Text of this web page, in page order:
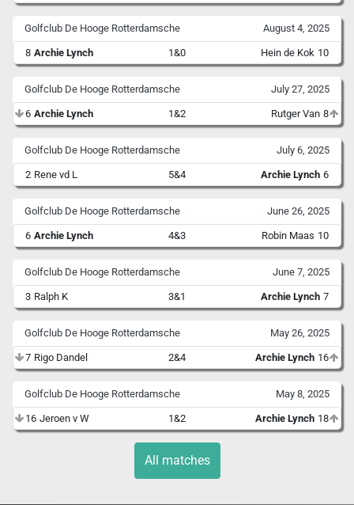
Golfclub De Hooge Rotterdamsche August 4, 2025
8 Archie Lynch 1&0 Hein de Kok 10
Golfclub De Hooge Rotterdamsche July 27, 2025
6 Archie Lynch 1&2 Rutger Van 8
Golfclub De Hooge Rotterdamsche July 6, 2025
2 Rene vd L 5&4 Archie Lynch 6
Golfclub De Hooge Rotterdamsche June 26, 2025
6 Archie Lynch 4&3 Robin Maas 10
Golfclub De Hooge Rotterdamsche June 7, 2025
3 Ralph K 3&1 Archie Lynch 7
Golfclub De Hooge Rotterdamsche May 26, 2025
7 Rigo Dandel 2&4 Archie Lynch 16
Golfclub De Hooge Rotterdamsche May 8, 2025
16 Jeroen v W 1&2 Archie Lynch 18
All matches